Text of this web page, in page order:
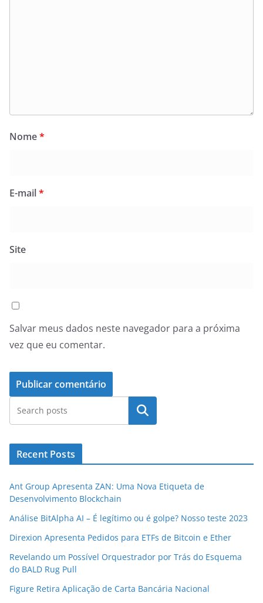
Nome*
E-mail*
Site
Salvar meus dados neste navegador para a próxima
vez que eu comentar.
Pesquisar
Recent Posts
Ant Group Apresenta ZAN: Uma Nova Etiqueta de
Desenvolvimento Blockchain
Análise BitAlpha AI – É legítimo ou é golpe? Nosso teste 2023
Direxion Apresenta Pedidos para ETFs de Bitcoin e Ether
Revelando um Possível Orquestrador por Trás do Esquema
do BALD Rug Pull
Figure Retira Aplicação de Carta Bancária Nacional